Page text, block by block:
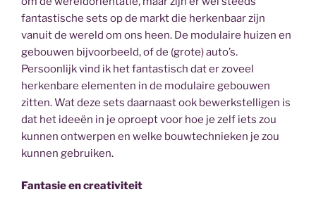
fantastische sets op de markt die herkenbaar zijn
vanuit de wereld om ons heen. De modulaire huizen en
gebouwen bijvoorbeeld, of de (grote) auto’s.
Persoonlijk vind ik het fantastisch dat er zoveel
herkenbare elementen in de modulaire gebouwen
zitten. Wat deze sets daarnaast ook bewerkstelligen is
dat het ideeën in je oproept voor hoe je zelf iets zou
kunnen ontwerpen en welke bouwtechnieken je zou
kunnen gebruiken.
Fantasie en creativiteit